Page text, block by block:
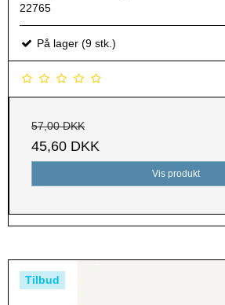
22765
På lager (9 stk.)
57,00 DKK
45,60 DKK
Vis produkt
Tilbud